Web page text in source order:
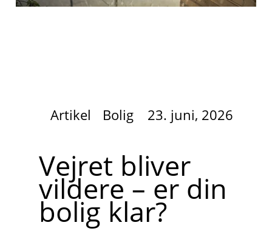
Artikel Bolig 23. juni, 2026
Vejret bliver
vildere – er din
bolig klar?